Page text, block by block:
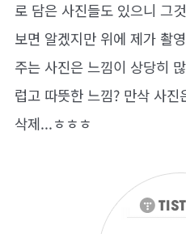
로 담은 사진들도 있으니 그
보면 알겠지만 위에 제가 촬
주는 사진은 느낌이 상당히
럽고 따뜻한 느낌? 만삭 사
삭제...ㅎㅎㅎ